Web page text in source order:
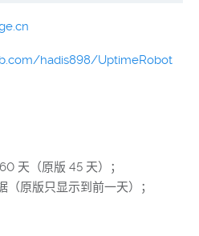
hadis898/UptimeRobot
天（原版 45 天）；
原版只显示到前一天）；